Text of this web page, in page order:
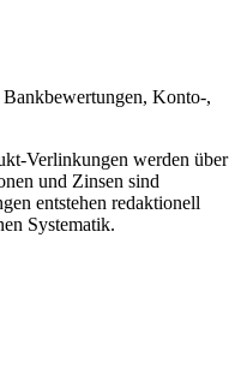
Konto-,
Verlinkungen werden über
und Zinsen sind
entstehen redaktionell
Systematik.